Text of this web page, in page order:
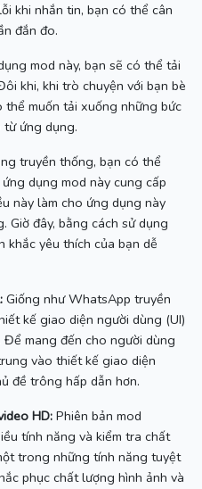
khi nhắn tin, bạn có thể cân
đắn đo.
mod này, bạn sẽ có thể tải
khi, khi trò chuyện với bạn bè
thể muốn tải xuống những bức
từ ứng dụng.
truyền thống, bạn có thể
dụng mod này cung cấp
này làm cho ứng dụng này
Giờ đây, bằng cách sử dụng
khắc yêu thích của bạn dễ
Giống như WhatsApp truyền
kế giao diện người dùng (UI)
Để mang đến cho người dùng
vào thiết kế giao diện
đề trông hấp dẫn hơn.
HD: Phiên bản mod
tính năng và kiểm tra chất
trong những tính năng tuyệt
phục chất lượng hình ảnh và